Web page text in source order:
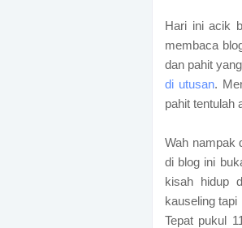
Hari ini acik
membaca
dan pahit
di utusan.
pahit tentulah
Wah nampak
di blog ini
kisah hidup
kauseling
Tepat pukul